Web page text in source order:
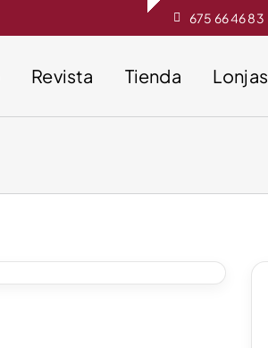
675 66 46 83
Revista Tienda Lonjas